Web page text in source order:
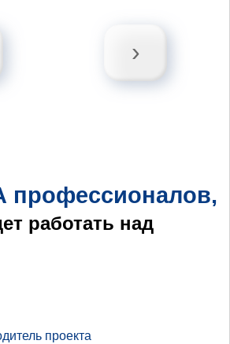
›
работать над
проекта